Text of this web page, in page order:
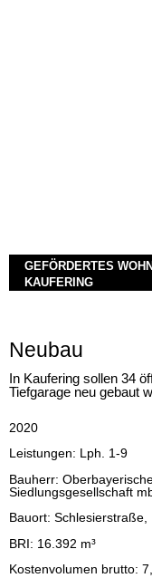
GEFÖRDERTES
AUFERING
Neubau
In Kaufering sollen 34
Tiefgarage neu gebaut
2020
Leistungen: Lph. 1-9
Bauherr:
Siedlungsgesellschaft
Bauort: Schlesierstraße,
BRI: 16.392 m³
Kostenvolumen brutto: